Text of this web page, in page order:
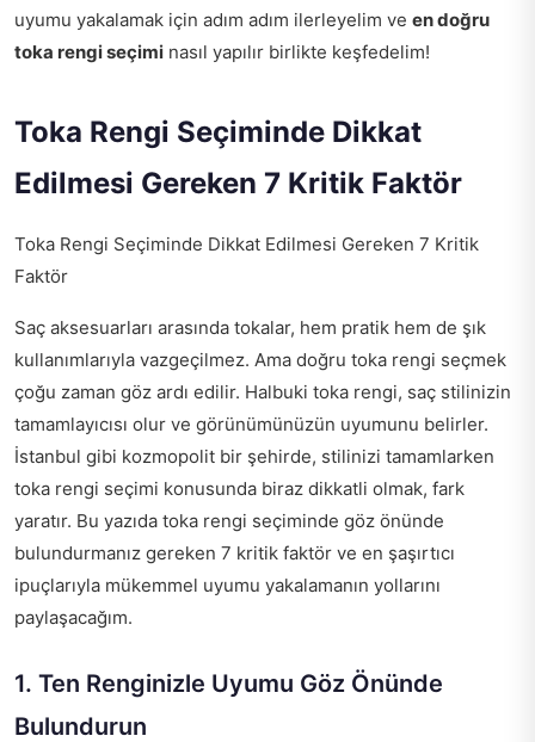
uyumu yakalamak için adım adım ilerleyelim ve en doğru
toka rengi seçimi nasıl yapılır birlikte keşfedelim!
Toka Rengi Seçiminde Dikkat
Edilmesi Gereken 7 Kritik Faktör
Toka Rengi Seçiminde Dikkat Edilmesi Gereken 7 Kritik
Faktör
Saç aksesuarları arasında tokalar, hem pratik hem de şık
kullanımlarıyla vazgeçilmez. Ama doğru toka rengi seçmek
çoğu zaman göz ardı edilir. Halbuki toka rengi, saç stilinizin
tamamlayıcısı olur ve görünümünüzün uyumunu belirler.
İstanbul gibi kozmopolit bir şehirde, stilinizi tamamlarken
toka rengi seçimi konusunda biraz dikkatli olmak, fark
yaratır. Bu yazıda toka rengi seçiminde göz önünde
bulundurmanız gereken 7 kritik faktör ve en şaşırtıcı
ipuçlarıyla mükemmel uyumu yakalamanın yollarını
paylaşacağım.
1. Ten Renginizle Uyumu Göz Önünde
Bulundurun